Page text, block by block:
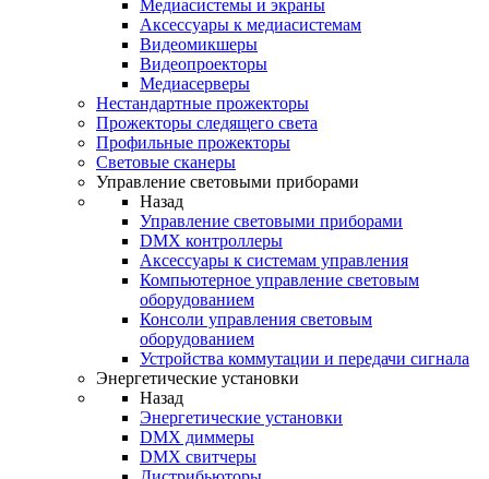
Медиасистемы и экраны
Аксессуары к медиасистемам
Видеомикшеры
Видеопроекторы
Медиасерверы
Нестандартные прожекторы
Прожекторы следящего света
Профильные прожекторы
Световые сканеры
Управление световыми приборами
Назад
Управление световыми приборами
DMX контроллеры
Аксессуары к системам управления
Компьютерное управление световым
оборудованием
Консоли управления световым
оборудованием
Устройства коммутации и передачи сигнала
Энергетические установки
Назад
Энергетические установки
DMX диммеры
DMX свитчеры